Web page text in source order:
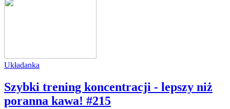
Układanka
Szybki trening koncentracji - lepszy niż
poranna kawa! #215